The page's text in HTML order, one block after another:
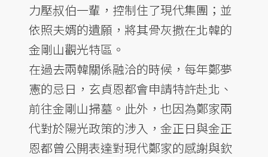
力壓叔伯一輩，控制住了現代集團；並
依照夫婿的遺願，將其骨灰撒在北韓的
金剛山觀光特區。
在過去兩韓關係融洽的時候，每年鄭夢
憲的忌日，玄貞恩都會申請特許赴北、
前往金剛山掃墓。此外，也因為鄭家兩
代對於陽光政策的涉入，金正日與金正
恩都曾公開表達對現代鄭家的感謝與欽